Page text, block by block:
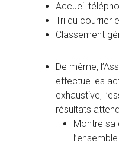
Accueil
Tri du courrier
Classement
De même,
effectue les
exhaustive,
résultats
Montre sa